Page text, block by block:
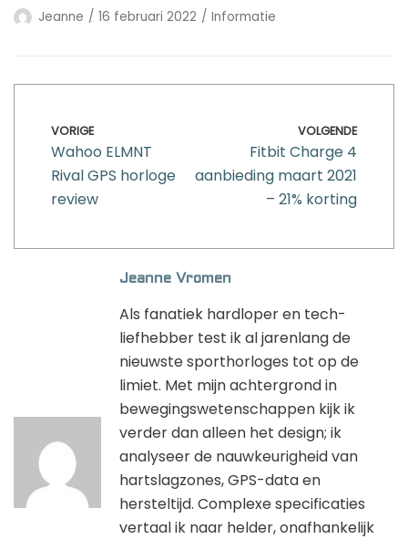
Jeanne 16 februari 2022 Informatie
VORIGE
Wahoo ELMNT
Rival GPS horloge
review
VOLGENDE
Fitbit Charge 4
aanbieding maart 2021
– 21% korting
Jeanne Vromen
Als fanatiek hardloper en tech-
liefhebber test ik al jarenlang de
nieuwste sporthorloges tot op de
limiet. Met mijn achtergrond in
bewegingswetenschappen kijk ik
verder dan alleen het design; ik
analyseer de nauwkeurigheid van
hartslagzones, GPS-data en
hersteltijd. Complexe specificaties
vertaal ik naar helder, onafhankelijk